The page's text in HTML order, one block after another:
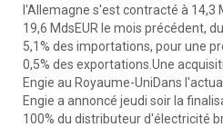
l'Allemagne s'est contracté à 14,3
19,6 MdsEUR le mois précédent,
5,1% des importations, pour une
0,5% des exportations.Une
Engie au Royaume-UniDans
Engie a annoncé jeudi soir la
100% du distributeur d'électricité